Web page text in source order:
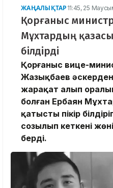
ЖАҢАЛЫҚТАР 11:45, 25
Қорғаныс
Мұхтардың
білдірді
Қорғаныс вице-
Жазықбаев
жарақат алып
болған Ербаян
қатысты пікір
созылып кеткені
берді.